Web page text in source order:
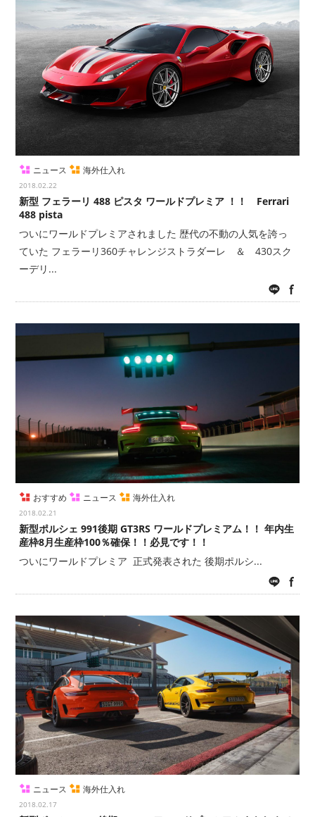
ニュース 海外仕入れ
2018.02.22
新型 フェラーリ 488 ピスタ ワールドプレミア ！！ Ferrari
488 pista
ついにワールドプレミアされました 歴代の不動の人気を誇っ
ていた フェラーリ360チャレンジストラダーレ ＆ 430スク
ーデリ...
LINE
おすすめ ニュース 海外仕入れ
2018.02.21
新型ポルシェ 991後期 GT3RS ワールドプレミアム！！ 年内生
産枠8月生産枠100％確保！！必見です！！
ついにワールドプレミア 正式発表された 後期ポルシ...
LINE
ニュース 海外仕入れ
2018.02.17